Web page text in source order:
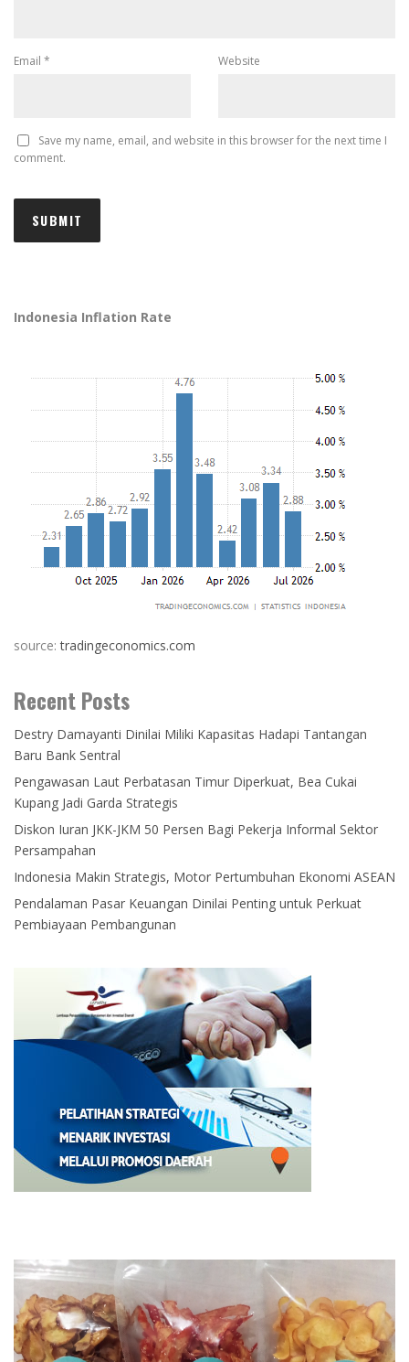
Email * Website
Save my name, email, and website in this browser for the next time I
comment.
Indonesia Inflation Rate
source:tradingeconomics.com
Recent Posts
Destry Damayanti Dinilai Miliki Kapasitas Hadapi Tantangan
Baru Bank Sentral
Pengawasan Laut Perbatasan Timur Diperkuat, Bea Cukai
Kupang Jadi Garda Strategis
Diskon Iuran JKK-JKM 50 Persen Bagi Pekerja Informal Sektor
Persampahan
Indonesia Makin Strategis, Motor Pertumbuhan Ekonomi ASEAN
Pendalaman Pasar Keuangan Dinilai Penting untuk Perkuat
Pembiayaan Pembangunan